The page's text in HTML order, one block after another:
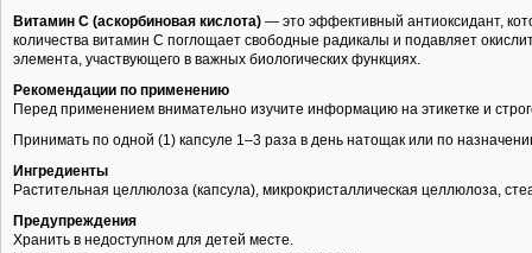
Витамин С (аскорбиновая кислота) — это эффективный антиоксидант,
количества витамин С поглощает свободные радикалы и подавляет
элемента, участвующего в важных биологических функциях.
Рекомендации по применению
Перед применением внимательно изучите информацию на этикетке и
Принимать по одной (1) капсуле 1–3 раза в день натощак или по
Ингредиенты
Растительная целлюлоза (капсула), микрокристаллическая целлюлоза,
Предупреждения
Хранить в недоступном для детей месте.